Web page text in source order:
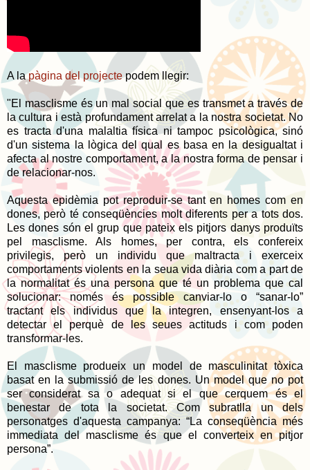
A lapàgina del projectepodem llegir:
"El masclisme és un mal social que es transmet a través de
la cultura i està profundament arrelat a la nostra societat. No
es tracta d'una malaltia física ni tampoc psicològica, sinó
d'un sistema la lògica del qual es basa en la desigualtat i
afecta al nostre comportament, a la nostra forma de pensar i
de relacionar-nos.
Aquesta epidèmia pot reproduir-se tant en homes com en
dones, però té conseqüències molt diferents per a tots dos.
Les dones són el grup que pateix els pitjors danys produïts
pel masclisme. Als homes, per contra, els confereix
privilegis, però un individu que maltracta i exerceix
comportaments violents en la seua vida diària com a part de
la normalitat és una persona que té un problema que cal
solucionar: només és possible canviar-lo o “sanar-lo”
tractant els individus que la integren, ensenyant-los a
detectar el perquè de les seues actituds i com poden
transformar-les.
El masclisme produeix un model de masculinitat tòxica
basat en la submissió de les dones. Un model que no pot
ser considerat sa o adequat si el que cerquem és el
benestar de tota la societat. Com subratlla un dels
personatges d'aquesta campanya: “La conseqüència més
immediata del masclisme és que el converteix en pitjor
persona”.